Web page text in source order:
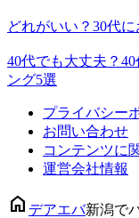
どれがいい？30代
40代でも大丈夫？
ング5選
プライバシー
お問い合わせ
コンテンツに
運営会社情報
home デアエバ新潟で